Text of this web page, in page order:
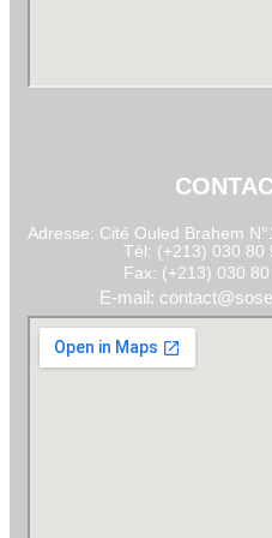
Adresse: Cité Ouled Brahem
Tél: (+213) 030 80
Fax: (+213) 030
E-mail: